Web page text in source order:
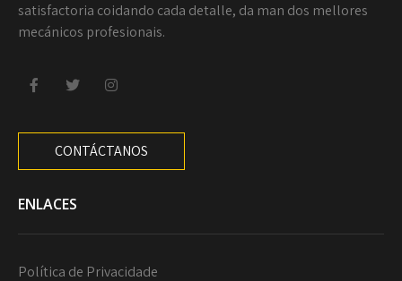
satisfactoria coidando cada detalle, da man dos mellores
mecánicos profesionais.
CONTÁCTANOS
ENLACES
Política de Privacidade